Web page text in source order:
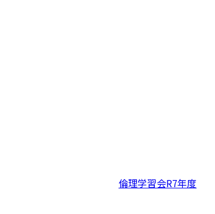
倫理学習会R7年度